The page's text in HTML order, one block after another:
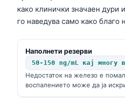
како клинички значаен дури
го наведува само како благо
Наполнети резерви
50-150 ng/mL кај многу
Недостаток на железо е
воспалението може да ја